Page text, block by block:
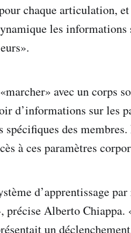
chaque articulation,
les
avec un corps
d’informations sur les
des
à ces paramètres
d’apprentissage
précise Alberto
un